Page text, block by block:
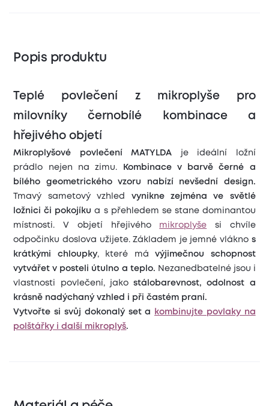
Popis produktu
Teplé povlečení z mikroplyše pro
milovníky černobílé kombinace a
hřejivého objetí
M ikroplyšové povlečení MATYLDA
je ideální ložní
prádlo nejen na zimu.
Kombinace v barvě černé a
bílého geometrického vzoru nabízí nevšední design.
Tmavý sametový vzhled vynikne zejména ve světlé
ložnici či pokojíku a s přehledem se stane dominantou
místnosti. V objetí hřejivého
mikroplyše si chvíle
odpočinku doslova užijete. Základem je jemné vlákno s
krátkými chloupky, které má
výjimečnou schopnost
vytvářet v posteli útulno a teplo. Nezanedbatelné jsou i
vlastnosti povlečení, jakostálobarevnost, odolnost a
krásně nadýchaný vzhled i při častém praní.
Vytvořte si svůj dokonalý set a
kombinujte povlaky na
polštářky i další mikroplyš.